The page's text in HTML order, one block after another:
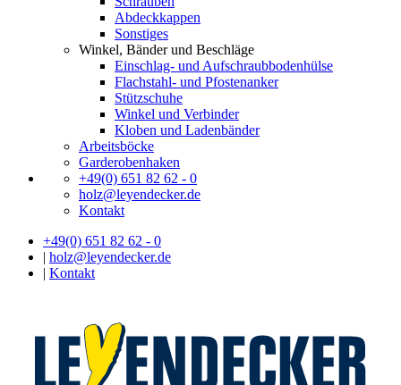
Abdeckkappen
Sonstiges
Winkel, Bänder und Beschläge
Einschlag- und Aufschraubbodenhülse
Flachstahl- und Pfostenanker
Stützschuhe
Winkel und Verbinder
Kloben und Ladenbänder
Arbeitsböcke
Garderobenhaken
+49(0) 651 82 62 - 0
holz@leyendecker.de
Kontakt
+49(0) 651 82 62 - 0
| holz@leyendecker.de
| Kontakt